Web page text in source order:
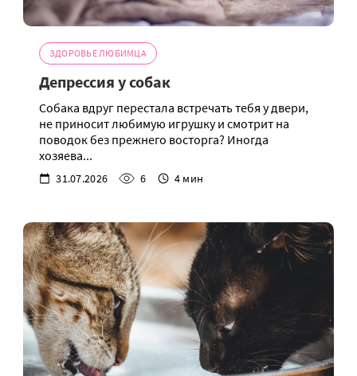
ЗДОРОВЬЕ ЛЮБИМЦА
Депрессия у собак
Собака вдруг перестала встречать тебя у двери,
не приносит любимую игрушку и смотрит на
поводок без прежнего восторга? Иногда
хозяева...
31.07.2026 6 4 мин